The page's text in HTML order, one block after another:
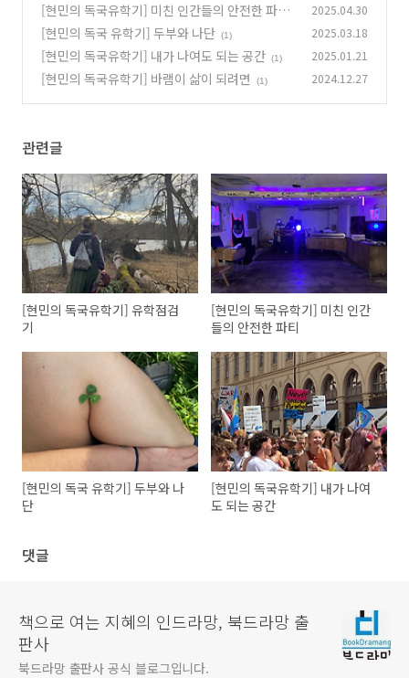
[현민의 독국유학기] 미친 인간들의 안전한 파티
(2)
2025.04.30
[현민의 독국 유학기] 두부와 나단 (1) 2025.03.18
[현민의 독국유학기] 내가 나여도 되는 공간 (1) 2025.01.21
[현민의 독국유학기] 바램이 삶이 되려면 (1) 2024.12.27
관련글
[현민의 독국유학기] 유학점검
기
[현민의 독국유학기] 미친 인간
들의 안전한 파티
[현민의 독국 유학기] 두부와 나
단
[현민의 독국유학기] 내가 나여
도 되는 공간
댓글
책으로 여는 지혜의 인드라망, 북드라망 출
판사
북드라망 출판사 공식 블로그입니다.